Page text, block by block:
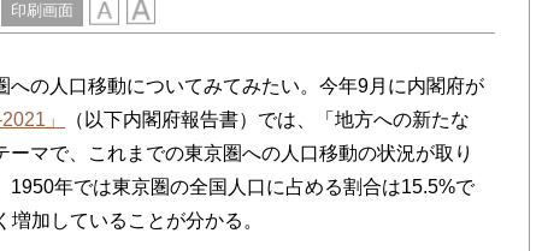
印刷画面
の人口移動についてみてみたい。今年9月に内閣府が
」
（以下内閣府報告書）では、「地方への新たな
ーマで、これまでの東京圏への人口移動の状況が取り
1950年では東京圏の全国人口に占める割合は15.5%で
加していることが分かる。